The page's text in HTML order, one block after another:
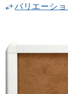
バリエーシ